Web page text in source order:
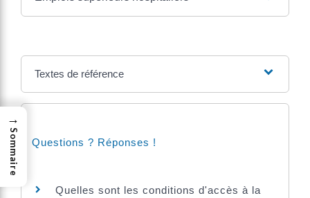
Textes de référence
Questions ? Réponses !
Quelles sont les conditions d'accès à la
→
Sommaire